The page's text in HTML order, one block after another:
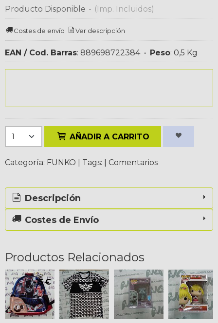
Producto Disponible - (Imp. Incluidos)
Costes de envío Ver descripción
EAN / Cod. Barras: 889698722384• Peso: 0,5 Kg
AÑADIR A CARRITO
Categoría: FUNKO Tags: Comentarios
Descripción
Costes de Envío
Productos Relacionados
-15 € -6 €